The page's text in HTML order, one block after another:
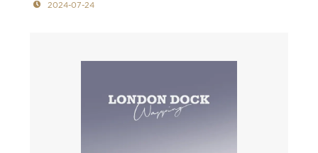
2024-07-24